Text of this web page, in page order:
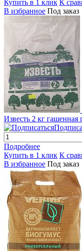
Купить в 1 клик К
В избранное Под заказ
Известь 2 кг
Подробнее
Купить в 1 клик К
В избранное Под заказ